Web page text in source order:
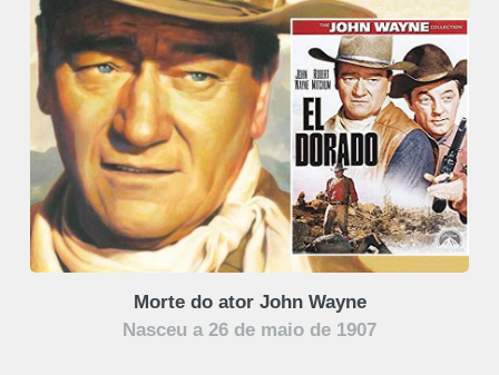
Morte do ator John Wayne
Nasceu a 26 de maio de 1907